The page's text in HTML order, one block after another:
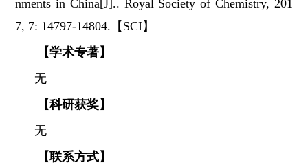
nments in China[J].. Royal Society of Chemistry, 201
7, 7: 14797-14804.【SCI】
【学术专著】
无
【科研获奖】
无
【联系方式】